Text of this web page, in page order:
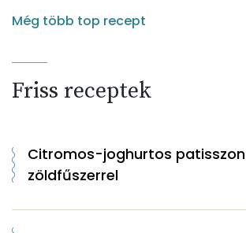
Még több top recept
Friss receptek
Citromos-joghurtos
zöldfűszerrel